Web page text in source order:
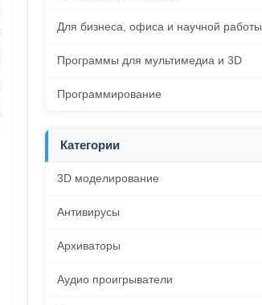
Для бизнеса, офиса и научной работы
Программы для мультимедиа и 3D
Программирование
Категории
3D моделирование
Антивирусы
Архиваторы
Аудио проигрыватели